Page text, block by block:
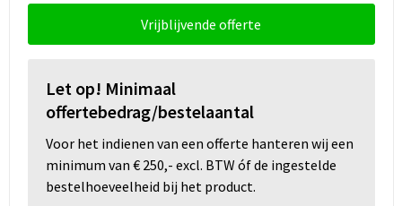
Veiligheid, Auto en Fiets
Virtueel uitje met borrelbox
Vrije tijd en strand
Vrijblijvende offerte
Let op! Minimaal
offertebedrag/bestelaantal
Voor het indienen van een offerte hanteren wij een
minimum van € 250,- excl. BTW óf de ingestelde
bestelhoeveelheid bij het product.